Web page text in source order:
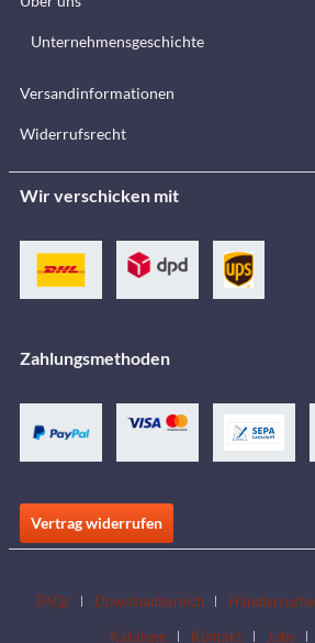
Unternehmensgeschichte
Versandinformationen
Widerrufsrecht
Wir verschicken mit
Zahlungsmethoden
Vertrag widerrufen
FAQs Downloadbereich Händlersuche
Kataloge
Kontakt Jobs